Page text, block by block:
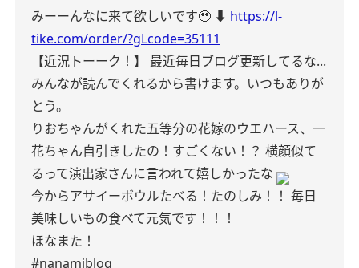
みーーんなに来て欲しいです🥹 ⬇️ https://l-
tike.com/order/?gLcode=35111
【近況トーーク！】
最近毎日ブログ更新してるな...
みんなが読んでくれるから書けます。いつもありが
とう。
りおちゃんがくれた五等分の花嫁のウエハース、一
花ちゃん自引きしたの！すごくない！？ 横顔似て
るって演出家さんに言われて嬉しかったな
今からアサイーボウルたべる！たのしみ！！ 毎日
美味しいもの食べて元気です！！！
ほなまた！
#nanamiblog